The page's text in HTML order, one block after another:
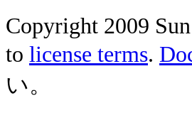
Copyright 2009
to license terms.
い。